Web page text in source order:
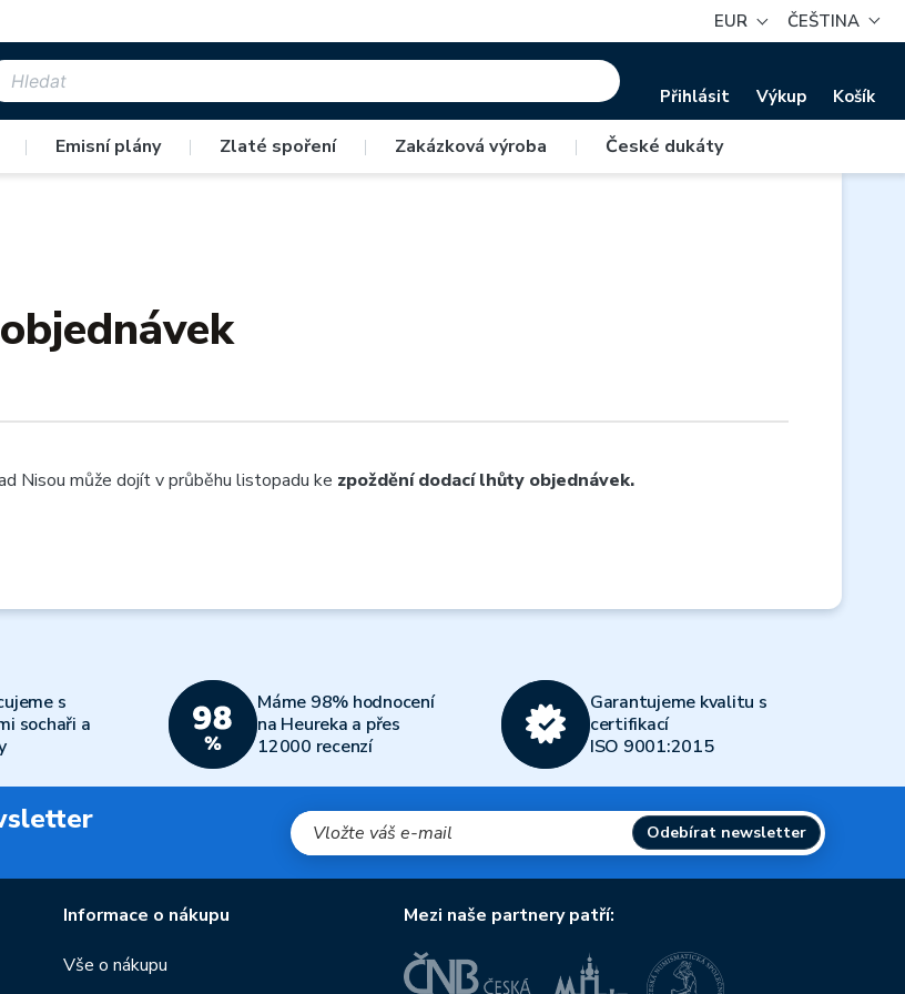
EUR ČEŠTINA
Přihlásit Výkup Košík
| Emisní plány | Zlaté spoření | Zakázková výroba | České dukáty
Nisou může dojít v průběhu listopadu ke zpoždění dodací lhůty objednávek.
s
sochaři a
Máme 98% hodnocení
na Heureka a přes
12000 recenzí
Garantujeme kvalitu s
certifikací
ISO 9001:2015
Odebírat newsletter
Informace o nákupu
Vše o nákupu
Mezi naše partnery patří: